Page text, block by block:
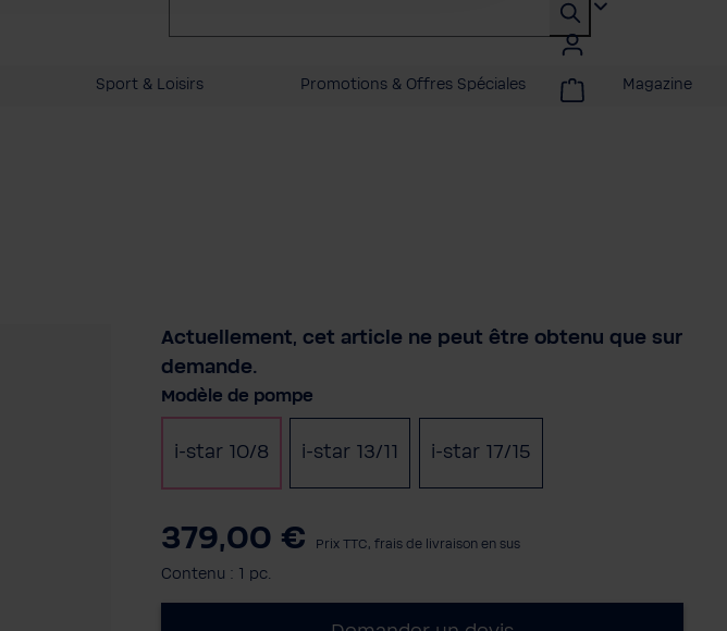
Sport & Loisirs Promotions & Offres Spéciales Magazine
Actuellement, cet article ne peut être obtenu que sur
demande.
Sélectionnez
Modèle de pompe
i-star 10/8 i-star 13/11 i-star 17/15
379,00 € Prix TTC, frais de livraison en sus
Contenu : 1 pc.